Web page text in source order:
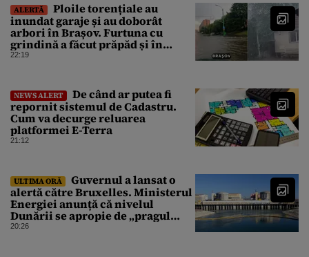
ALERTĂ
Ploile torențiale au
inundat garaje și au doborât
arbori în Brașov. Furtuna cu
grindină a făcut prăpăd și în
Bihor
22:19
NEWS ALERT
De când ar putea fi
repornit sistemul de Cadastru.
Cum va decurge reluarea
platformei E-Terra
21:12
ULTIMA ORĂ
Guvernul a lansat o
alertă către Bruxelles. Ministerul
Energiei anunță că nivelul
Dunării se apropie de „pragul
critic”, iar centrala de la
20:26